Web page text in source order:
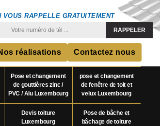
VOUS RAPPELLE GRATUITEMENT
réalisations Contactez nous
Pose et changement
de gouttières zinc /
PVC / Alu Luxembourg
pose et changement
de fenêtre de toit et
velux Luxembourg
Devis toiture
Luxembourg
Pose de bâche et
bâchage de toiture